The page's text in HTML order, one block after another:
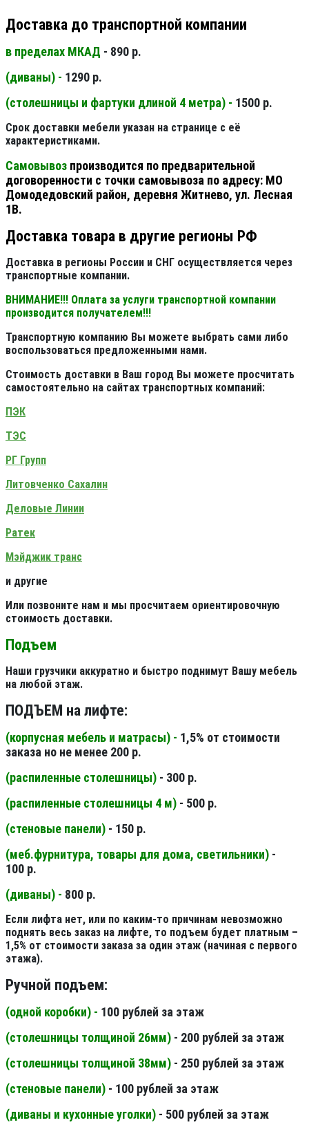
Доставка до транспортной компании
в пределах МКАД - 890 р.
(диваны) - 1290 р.
(столешницы и фартуки длиной 4 метра) - 1500 р.
Срок доставки мебели указан на странице с её
характеристиками.
Самовывоз производится по предварительной
договоренности с точки самовывоза по адресу: МО
Домодедовский район, деревня Житнево, ул. Лесная
1В.
Доставка товара в другие регионы РФ
Доставка в регионы России и СНГ осуществляется через
транспортные компании.
ВНИМАНИЕ!!! Оплата за услуги транспортной компании
производится получателем!!!
Транспортную компанию Вы можете выбрать сами либо
воспользоваться предложенными нами.
Стоимость доставки в Ваш город Вы можете просчитать
самостоятельно на сайтах транспортных компаний:
ПЭК
ТЭС
РГ Групп
Литовченко Сахалин
Деловые Линии
Ратек
Мэйджик транс
и другие
Или позвоните нам и мы просчитаем ориентировочную
стоимость доставки.
Подъем
Наши грузчики аккуратно и быстро поднимут Вашу мебель
на любой этаж.
ПОДЪЕМ на лифте:
(корпусная мебель и матрасы) - 1,5% от стоимости
заказа но не менее 200 р.
(распиленные столешницы) - 300 р.
(распиленные столешницы 4 м) - 500 р.
(стеновые панели) - 150 р.
(меб.фурнитура, товары для дома, светильники) -
100 р.
(диваны) - 800 р.
Если лифта нет, или по каким-то причинам невозможно
поднять весь заказ на лифте, то подъем будет платным –
1,5% от стоимости заказа за один этаж (начиная с первого
этажа).
Ручной подъем:
(одной коробки) - 100 рублей за этаж
(столешницы толщиной 26мм) - 200 рублей за этаж
(столешницы толщиной 38мм) - 250 рублей за этаж
(стеновые панели) - 100 рублей за этаж
(диваны и кухонные уголки) - 500 рублей за этаж